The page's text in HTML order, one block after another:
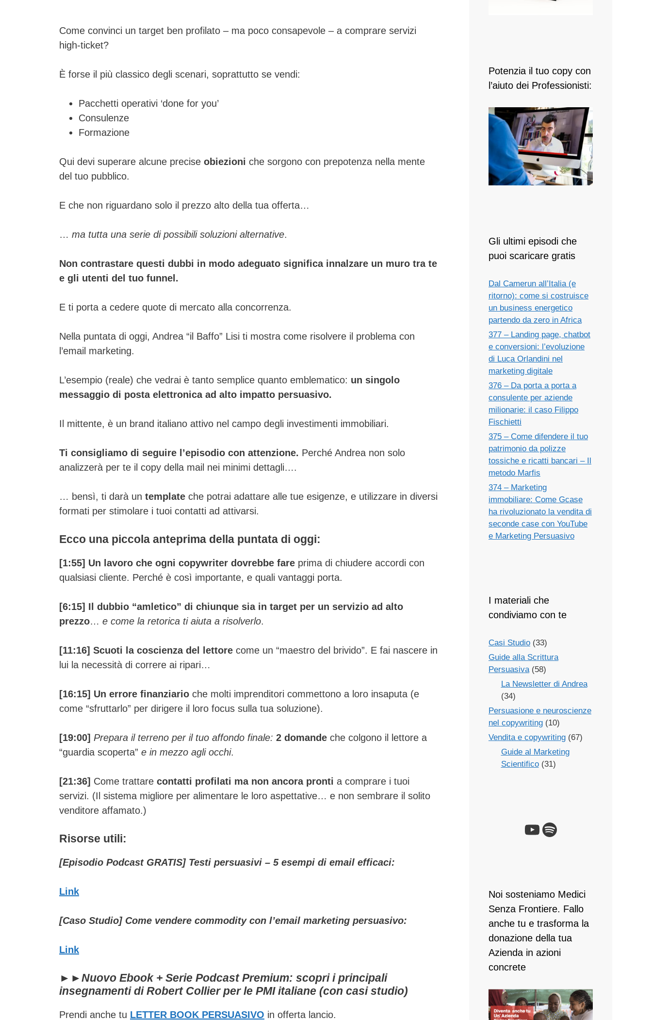
Come convinci un target ben profilato – ma poco consapevole – a comprare servizi
high-ticket?
È forse il più classico degli scenari, soprattutto se vendi:
Pacchetti operativi ‘done for you’
Consulenze
Formazione
Qui devi superare alcune precise obiezioni che sorgono con prepotenza nella mente
del tuo pubblico.
E che non riguardano solo il prezzo alto della tua offerta…
… ma tutta una serie di possibili soluzioni alternative.
Non contrastare questi dubbi in modo adeguato significa innalzare un muro tra te
e gli utenti del tuo funnel.
E ti porta a cedere quote di mercato alla concorrenza.
Nella puntata di oggi, Andrea “il Baffo” Lisi ti mostra come risolvere il problema con
l’email marketing.
L’esempio (reale) che vedrai è tanto semplice quanto emblematico: un singolo
messaggio di posta elettronica ad alto impatto persuasivo.
Il mittente, è un brand italiano attivo nel campo degli investimenti immobiliari.
Ti consigliamo di seguire l’episodio con attenzione. Perché Andrea non solo
analizzerà per te il copy della mail nei minimi dettagli….
… bensì, ti darà un template che potrai adattare alle tue esigenze, e utilizzare in diversi
formati per stimolare i tuoi contatti ad attivarsi.
Ecco una piccola anteprima della puntata di oggi:
[1:55] Un lavoro che ogni copywriter dovrebbe fare prima di chiudere accordi con
qualsiasi cliente. Perché è così importante, e quali vantaggi porta.
[6:15] Il dubbio “amletico” di chiunque sia in target per un servizio ad alto
prezzo… e come la retorica ti aiuta a risolverlo.
[11:16] Scuoti la coscienza del lettore come un “maestro del brivido”. E fai nascere in
lui la necessità di correre ai ripari…
[16:15] Un errore finanziario che molti imprenditori commettono a loro insaputa (e
come “sfruttarlo” per dirigere il loro focus sulla tua soluzione).
[19:00] Prepara il terreno per il tuo affondo finale: 2 domande che colgono il lettore a
“guardia scoperta” e in mezzo agli occhi.
[21:36] Come trattare contatti profilati ma non ancora pronti a comprare i tuoi
servizi. (Il sistema migliore per alimentare le loro aspettative… e non sembrare il solito
venditore affamato.)
Risorse utili:
[Episodio Podcast GRATIS] Testi persuasivi – 5 esempi di email efficaci:
Link
[Caso Studio] Come vendere commodity con l’email marketing persuasivo:
Link
►►Nuovo Ebook + Serie Podcast Premium: scopri i principali
insegnamenti di Robert Collier per le PMI italiane (con casi studio)
Prendi anche tu LETTER BOOK PERSUASIVO in offerta lancio.
Potenzia il tuo copy con
l’aiuto dei Professionisti:
Gli ultimi episodi che
puoi scaricare gratis
Dal Camerun all’Italia (e
ritorno): come si costruisce
un business energetico
partendo da zero in Africa
377 – Landing page, chatbot
e conversioni: l’evoluzione
di Luca Orlandini nel
marketing digitale
376 – Da porta a porta a
consulente per aziende
milionarie: il caso Filippo
Fischietti
375 – Come difendere il tuo
patrimonio da polizze
tossiche e ricatti bancari – Il
metodo Marfis
374 – Marketing
immobiliare: Come Gcase
ha rivoluzionato la vendita di
seconde case con YouTube
e Marketing Persuasivo
I materiali che
condiviamo con te
Casi Studio (33)
Guide alla Scrittura
Persuasiva(58)
La Newsletter di Andrea
(34)
Persuasione e neuroscienze
nel copywriting (10)
Vendita e copywriting (67)
Guide al Marketing
Scientifico(31)
YouTube
Spotify
Noi sosteniamo Medici
Senza Frontiere. Fallo
anche tu e ​trasforma la
donazione della tua
Azienda in azioni
concrete